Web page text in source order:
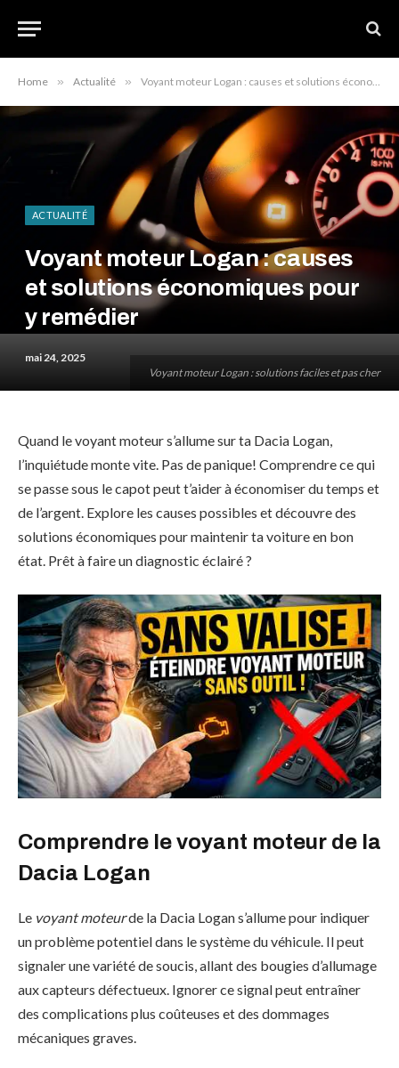
Home » Actualité » Voyant moteur Logan : causes et solutions économiques pour y remédier
Voyant moteur Logan : solutions faciles et pas cher
ACTUALITÉ
Voyant moteur Logan : causes
et solutions économiques pour
y remédier
mai 24, 2025
Quand le voyant moteur s’allume sur ta Dacia Logan,
l’inquiétude monte vite. Pas de panique! Comprendre ce qui
se passe sous le capot peut t’aider à économiser du temps et
de l’argent. Explore les causes possibles et découvre des
solutions économiques pour maintenir ta voiture en bon
état. Prêt à faire un diagnostic éclairé ?
Comprendre le voyant moteur de la
Dacia Logan
Le voyant moteurde la Dacia Logan s’allume pour indiquer
un problème potentiel dans le système du véhicule. Il peut
signaler une variété de soucis, allant des bougies d’allumage
aux capteurs défectueux. Ignorer ce signal peut entraîner
des complications plus coûteuses et des dommages
mécaniques graves.